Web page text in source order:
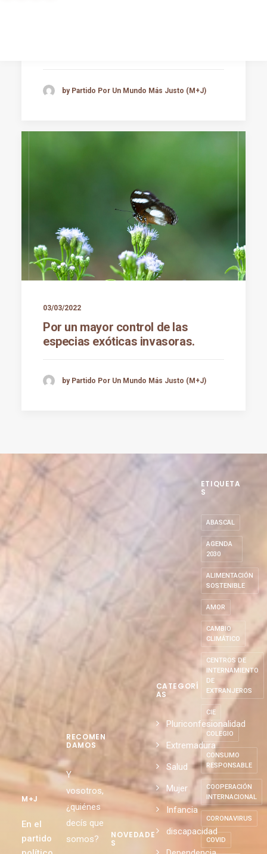
by Partido Por Un Mundo Más Justo (M+J)
03/03/2022
Por un mayor control de las
especias exóticas invasoras.
by Partido Por Un Mundo Más Justo (M+J)
M+J
En el
partido
RECOMEN
DAMOS
Y
vosotros,
¿quiénes
decís que
somos?
NOVEDADE
S
CATEGORÍ
AS
Pluriconfesionalidad
Extremadura
Salud
Mujer
Infancia
discapacidad
ETIQUETA
S
ABASCAL
AGENDA
2030
ALIMENTACIÓN
SOSTENIBLE
AMOR
CAMBIO
CLIMÁTICO
CENTROS DE
INTERNAMIENTO
DE
EXTRANJEROS
CIE
COLEGIO
CONSUMO
RESPONSABLE
COOPERACIÓN
INTERNACIONAL
CORONAVIRUS
COVID